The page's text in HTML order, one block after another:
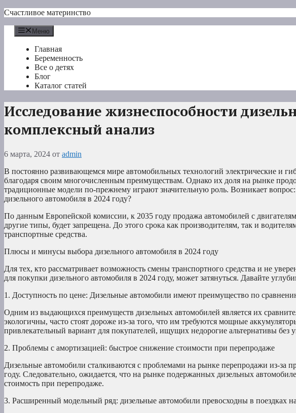
Перейти
содержимому
Счастливое материнство
Меню
Главная
Беременность
Все о детях
Блог
Каталог статей
Исследование жизнеспособности
комплексный анализ
6 марта, 2024 от admin
В постоянно развивающемся мире автомобильных технологий электрические и
благодаря своим многочисленным преимуществам. Однако их доля на рынке
традиционные модели по-прежнему играют значительную роль. Возникает
дизельного автомобиля в 2024 году?
По данным Европейской комиссии, к 2035 году продажа автомобилей с
другие типы, будет запрещена. До этого срока как производителям, так и
транспортные средства.
Плюсы и минусы выбора дизельного автомобиля в 2024 году
Для тех, кто рассматривает возможность смены транспортного средства и не
для покупки дизельного автомобиля в 2024 году, может затянуться. Давайте
1. Доступность по цене: Дизельные автомобили имеют преимущество по
Одним из выдающихся преимуществ дизельных автомобилей является их
экологичны, часто стоят дороже из-за того, что им требуются мощные
привлекательный вариант для покупателей, ищущих недорогие альтернативы без
2. Проблемы с амортизацией: быстрое снижение стоимости при перепродаже
Дизельные автомобили сталкиваются с проблемами на рынке перепродажи из-за
году. Следовательно, ожидается, что на рынке подержанных дизельных
стоимость при перепродаже.
3. Расширенный модельный ряд: дизельные автомобили превосходны в поездках